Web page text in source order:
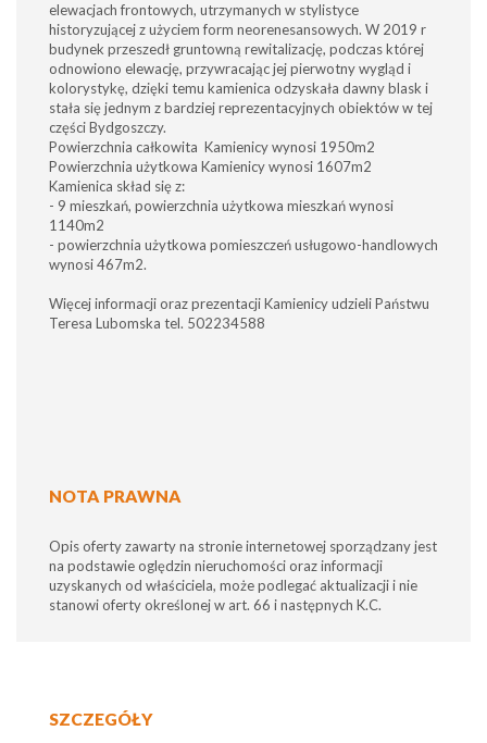
elewacjach frontowych, utrzymanych w stylistyce
historyzującej z użyciem form neorenesansowych. W 2019 r
budynek przeszedł gruntowną rewitalizację, podczas której
odnowiono elewację, przywracając jej pierwotny wygląd i
kolorystykę, dzięki temu kamienica odzyskała dawny blask i
stała się jednym z bardziej reprezentacyjnych obiektów w tej
części Bydgoszczy.
Powierzchnia całkowita Kamienicy wynosi 1950m2
Powierzchnia użytkowa Kamienicy wynosi 1607m2
Kamienica skład się z:
- 9 mieszkań, powierzchnia użytkowa mieszkań wynosi
1140m2
- powierzchnia użytkowa pomieszczeń usługowo-handlowych
wynosi 467m2.
Więcej informacji oraz prezentacji Kamienicy udzieli Państwu
Teresa Lubomska tel. 502234588
NOTA PRAWNA
Opis oferty zawarty na stronie internetowej sporządzany jest
na podstawie oględzin nieruchomości oraz informacji
uzyskanych od właściciela, może podlegać aktualizacji i nie
stanowi oferty określonej w art. 66 i następnych K.C.
SZCZEGÓŁY